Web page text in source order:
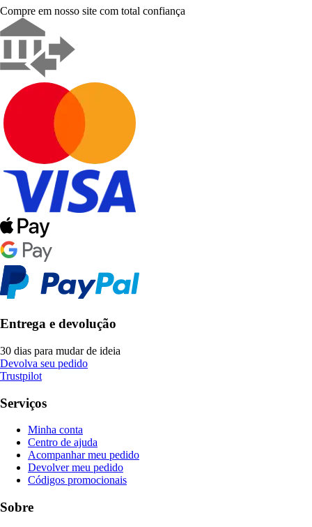
Compre em nosso site com total confiança
Entrega e devolução
30 dias para mudar de ideia
Devolva seu pedido
Trustpilot
Serviços
Minha conta
Centro de ajuda
Acompanhar meu pedido
Devolver meu pedido
Códigos promocionais
Sobre